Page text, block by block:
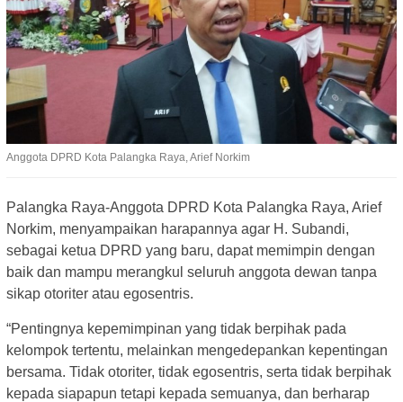
Anggota DPRD Kota Palangka Raya, Arief Norkim
Palangka Raya-Anggota DPRD Kota Palangka Raya, Arief
Norkim, menyampaikan harapannya agar H. Subandi,
sebagai ketua DPRD yang baru, dapat memimpin dengan
baik dan mampu merangkul seluruh anggota dewan tanpa
sikap otoriter atau egosentris.
“Pentingnya kepemimpinan yang tidak berpihak pada
kelompok tertentu, melainkan mengedepankan kepentingan
bersama. Tidak otoriter, tidak egosentris, serta tidak berpihak
kepada siapapun tetapi kepada semuanya, dan berharap